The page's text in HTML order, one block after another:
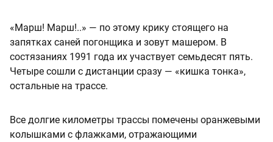
«Марш! Марш!..» — по этому крику стоящего на
запятках саней погонщика и зовут машером. В
состязаниях 1991 года их участвует семьдесят пять.
Четыре сошли с дистанции сразу — «кишка тонка»,
остальные на трассе.
Все долгие километры трассы помечены оранжевыми
колышками с флажками, отражающими